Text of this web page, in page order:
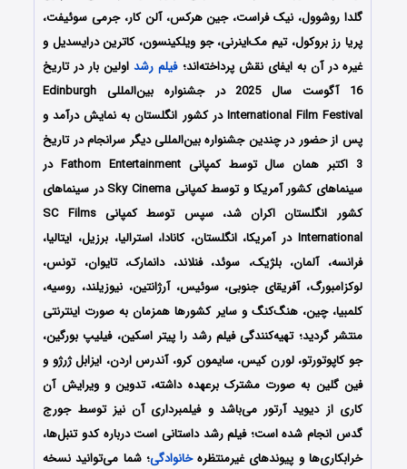
گلدا روشوول، نیک فراست، جین هرکس، آلن کار، جرمی سوئیفت،
پریا رز بروکول، تیم مک‌اینرنی، جو ویلکینسون، کاترین درایسدیل و
غیره در آن به ایفای نقش پرداخته‌اند؛فیلم رشد اولین بار در تاریخ
16 آگوست سال 2025 در جشنواره بین‌المللی Edinburgh
International Film Festival در کشور انگلستان به نمایش درآمد و
پس از حضور در چندین جشنواره بین‌المللی دیگر سرانجام در تاریخ
3 اکتبر همان سال
توسط کمپانی‌ Fathom Entertainment در
سینماهای کشور آمریکا و توسط کمپانی Sky Cinema در سینماهای
کشور انگلستان اکران شد، سپس توسط کمپانی SC Films
International در آمریکا، انگلستان، کانادا، استرالیا، برزیل، ایتالیا،
فرانسه، آلمان، بلژیک، سوئد، فنلاند، دانمارک، تایوان، تونس،
لوکزامبورگ، آفریقای جنوبی، سوئیس، آرژانتین، نیوزیلند، روسیه،
کلمبیا، چین، هنگ‌کنگ و سایر کشورها همزمان به صورت اینترنتی
منتشر گردید؛ تهیه‌کنندگی فیلم رشد راپیتر اسکین، فیلیپ بورگین،
جو کاپوتورتو، لورن کیس، سایمون کرو، آندرس اردن، ایزابل ژرژو و
فین گلین به صورت مشترک برعهده داشته، تدوین و ویرایش آن
کاری از دیوید آرتور می‌باشد و فیلمبرداری آن نیز توسط جورج
گدس انجام شده است؛فیلم رشد داستانی است درباره کدو تنبل‌ها،
خرابکاری‌ها و پیوندهای غیرمنتظرهخانوادگی؛ شما می‌توانید نسخه